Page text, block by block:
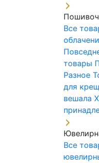
Все
товары
Разное
для
вешала
Все